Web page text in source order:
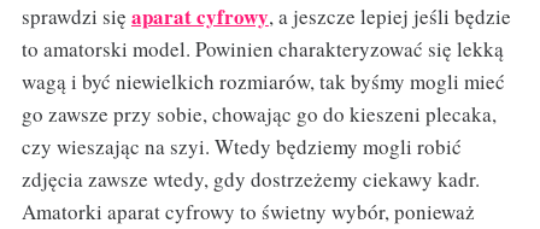
sprawdzi się aparat cyfrowy, a jeszcze lepiej jeśli będzie
to amatorski model. Powinien charakteryzować się lekką
wagą i być niewielkich rozmiarów, tak byśmy mogli mieć
go zawsze przy sobie, chowając go do kieszeni plecaka,
czy wieszając na szyi. Wtedy będziemy mogli robić
zdjęcia zawsze wtedy, gdy dostrzeżemy ciekawy kadr.
Amatorki aparat cyfrowy to świetny wybór, ponieważ